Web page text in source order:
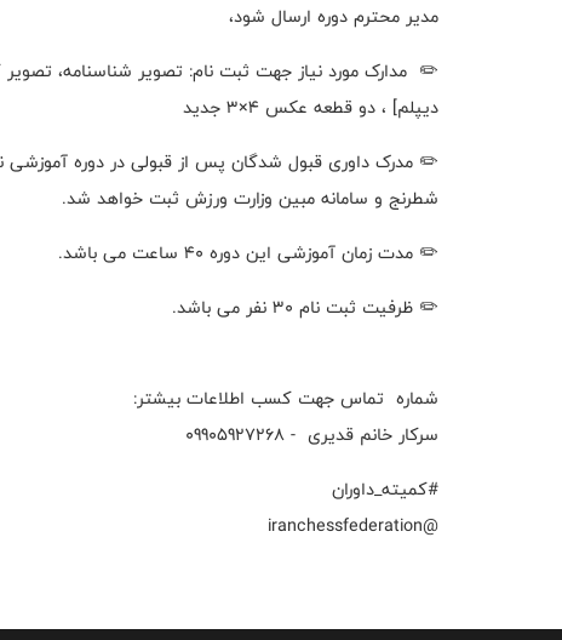
مدیر محترم دوره ارسال شود،
✏️ مدارک مورد نیاز جهت ثبت نام: تصویر شناسنامه،
دیپلم] ، دو قطعه عکس ۴×۳ جدید
✏️ مدرک داوری قبول شدگان پس از قبولی در دوره
شطرنج و سامانه مبین وزارت ورزش ثبت خواهد شد.
✏️ مدت زمان آموزشی این دوره ۴۰ ساعت می باشد.
✏️ ظرفیت ثبت نام ۳۰ نفر می باشد.
شماره تماس جهت کسب اطلاعات بیشتر:
سرکار خانم قدیری - 09905927268
#کمیته_داوران
@iranchessfederation